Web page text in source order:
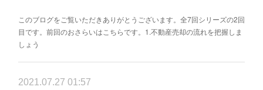
このブログをご覧いただきありがとうございます。全7回シリーズの2回
目です。前回のおさらいはこちらです。1.不動産売却の流れを把握しま
しょう
2021.07.27 01:57